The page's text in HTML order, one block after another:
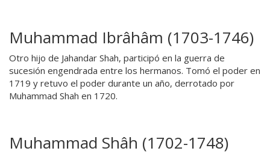
Muhammad Ibrâhâm (1703-1746)
Otro hijo de Jahandar Shah, participó en la guerra de
sucesión engendrada entre los hermanos. Tomó el poder en
1719 y retuvo el poder durante un año, derrotado por
Muhammad Shah en 1720.
Muhammad Shâh (1702-1748)